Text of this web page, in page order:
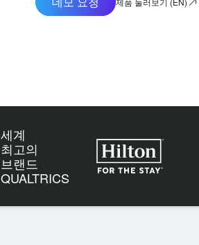
세계
최고의
브랜드
QUALTRICS